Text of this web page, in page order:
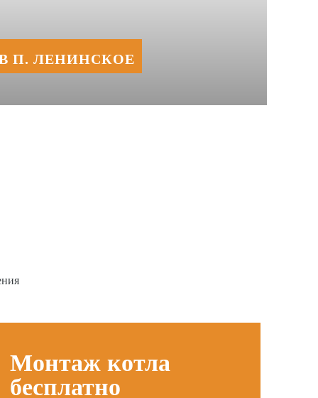
П. ЛЕНИНСКОЕ
Монтаж котла
бесплатно